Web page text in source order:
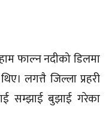
फाल्न नदीको डिलमा
लगत्तै जिल्ला प्रहरी
सम्झाई बुझाई गरेका